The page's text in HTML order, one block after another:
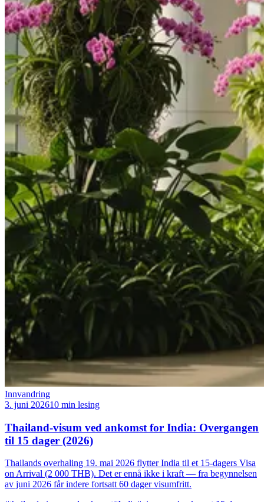
Innvandring
3. juni 202610 min lesing
Thailand-visum ved ankomst for India: Overgangen
til 15 dager (2026)
Thailands overhaling 19. mai 2026 flytter India til et 15-dagers Visa
on Arrival (2 000 THB). Det er ennå ikke i kraft — fra begynnelsen
av juni 2026 får indere fortsatt 60 dager visumfritt.